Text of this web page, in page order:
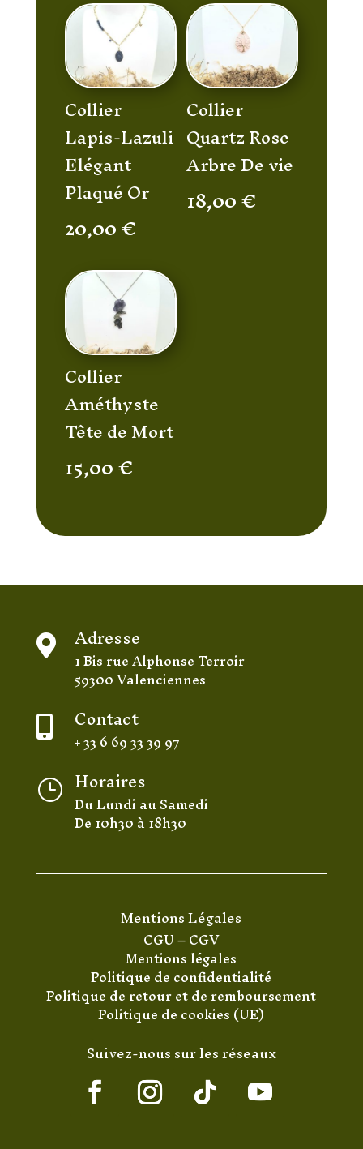
Collier
Lapis-Lazuli
Elégant
Plaqué Or
20,00€
Collier
Quartz Rose
Arbre De vie
18,00€
Collier
Améthyste
Tête de Mort
15,00€
 Adresse
1 Bis rue Alphonse Terroir
59300 Valenciennes
 Contact
+ 33 6 69 33 39 97
} Horaires
Du Lundi au Samedi
De 10h30 à 18h30
Mentions Légales
CGU–CGV
Mentions légales
Politique de confidentialité
Politique de retour et de remboursement
Politique de cookies (UE)
Suivez-nous sur les réseaux